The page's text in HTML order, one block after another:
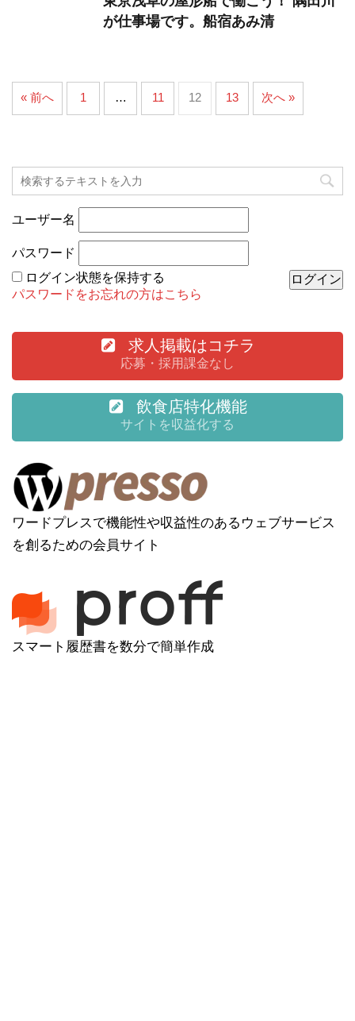
が仕事場です。船宿あみ清
« 前へ 1 … 11 12 13 次へ »
ユーザー名
パスワード
ログイン状態を保持する
パスワードをお忘れの方はこちら
求人掲載はコチラ
応募・採用課金なし
飲食店特化機能
サイトを収益化する
ワードプレスで機能性や収益性のあるウェブサービス
を創るための会員サイト
スマート履歴書を数分で簡単作成